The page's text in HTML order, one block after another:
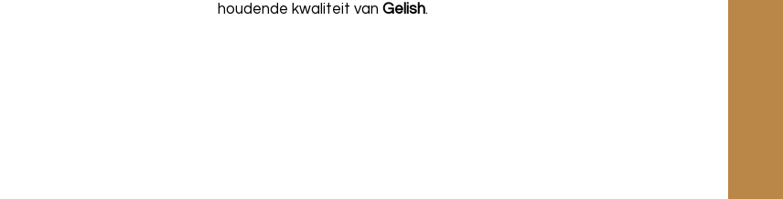
houdende kwaliteit van Gelish.